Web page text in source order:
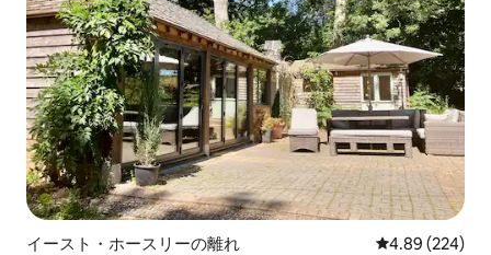
イースト・ホースリーの離れ レビュー224
4.89 (224)